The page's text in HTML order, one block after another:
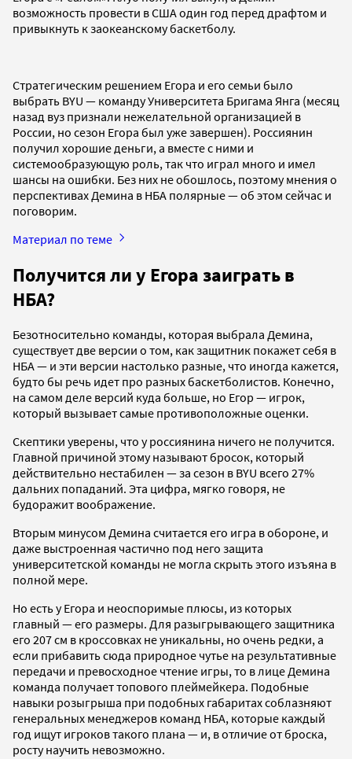
возможность провести в США один год перед драфтом и
привыкнуть к заокеанскому баскетболу.
Стратегическим решением Егора и его семьи было
выбрать BYU — команду Университета Бригама Янга (месяц
назад вуз признали нежелательной организацией в
России, но сезон Егора был уже завершен). Россиянин
получил хорошие деньги, а вместе с ними и
системообразующую роль, так что играл много и имел
шансы на ошибки. Без них не обошлось, поэтому мнения о
перспективах Демина в НБА полярные — об этом сейчас и
поговорим.
Материал по теме
Получится ли у Егора заиграть в
НБА?
Безотносительно команды, которая выбрала Демина,
существует две версии о том, как защитник покажет себя в
НБА — и эти версии настолько разные, что иногда кажется,
будто бы речь идет про разных баскетболистов. Конечно,
на самом деле версий куда больше, но Егор — игрок,
который вызывает самые противоположные оценки.
Скептики уверены, что у россиянина ничего не получится.
Главной причиной этому называют бросок, который
действительно нестабилен — за сезон в BYU всего 27%
дальних попаданий. Эта цифра, мягко говоря, не
будоражит воображение.
Вторым минусом Демина считается его игра в обороне, и
даже выстроенная частично под него защита
университетской команды не могла скрыть этого изъяна в
полной мере.
Но есть у Егора и неоспоримые плюсы, из которых
главный — его размеры. Для разыгрывающего защитника
его 207 см в кроссовках не уникальны, но очень редки, а
если прибавить сюда природное чутье на результативные
передачи и превосходное чтение игры, то в лице Демина
команда получает топового плеймейкера. Подобные
навыки розыгрыша при подобных габаритах соблазняют
генеральных менеджеров команд НБА, которые каждый
год ищут игроков такого плана — и, в отличие от броска,
росту научить невозможно.